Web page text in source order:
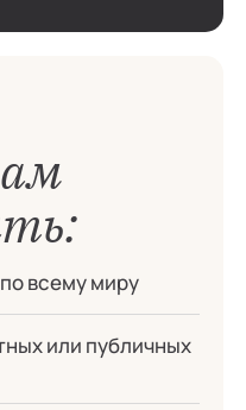
всему миру
или публичных